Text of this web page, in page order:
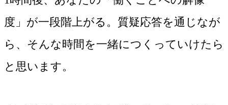
度」が一段階上がる。質疑応答を通じなが
ら、そんな時間を一緒につくっていけたら
と思います。